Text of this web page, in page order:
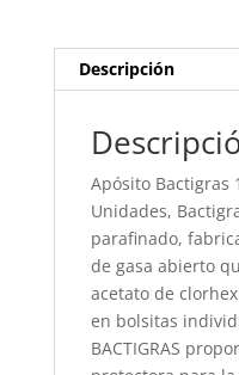
Descripción
Apósito Bactigras
Unidades,
parafinado,
de gasa abierto
acetato de
en bolsitas
BACTIGRAS